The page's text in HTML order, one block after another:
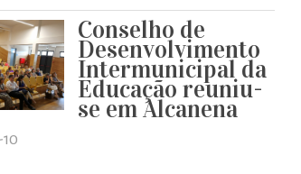
Conselho de
Desenvolvimento
Intermunicipal da
Educação reuniu-
se em Alcanena